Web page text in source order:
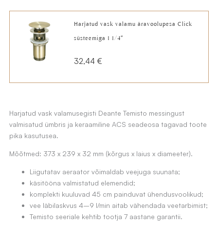
oli:
242,47 €.
is:
172,15 €.
Harjatud vask valamu äravoolupesa Click
süsteemiga 1 1/4″
32,44 €
Harjatud vask valamusegisti Deante Temisto messingust
valmisatud ümbris ja keraamiline ACS seadeosa tagavad toote
pika kasutusea.
Mõõtmed: 373 x 239 x 32 mm (kõrgus x laius x diameeter).
Liigutatav aeraator võimaldab veejuga suunata;
käsitööna valmistatud elemendid;
komplekti kuuluvad 45 cm painduvat ühendusvoolikud;
vee läbilaskvus 4–9 l/min aitab vähendada veetarbimist;
Temisto seeriale kehtib tootja 7 aastane garantii.